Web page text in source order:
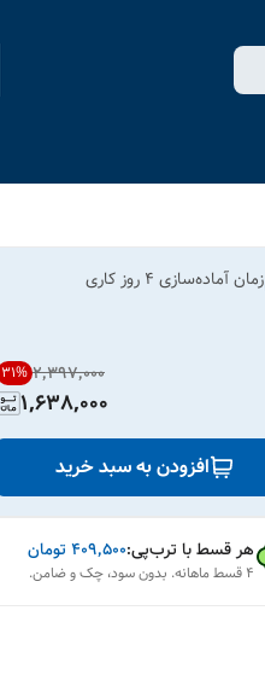
زمان آماده‌سازی 4 روز کاری
۲٬۳۹۷٬۰۰۰ 31%
1,638,000
افزودن به سبد خرید
هر قسط با ترب‌پی:۴۰۹٬۵۰۰ تومان
۴ قسط ماهانه. بدون سود، چک و ضامن.